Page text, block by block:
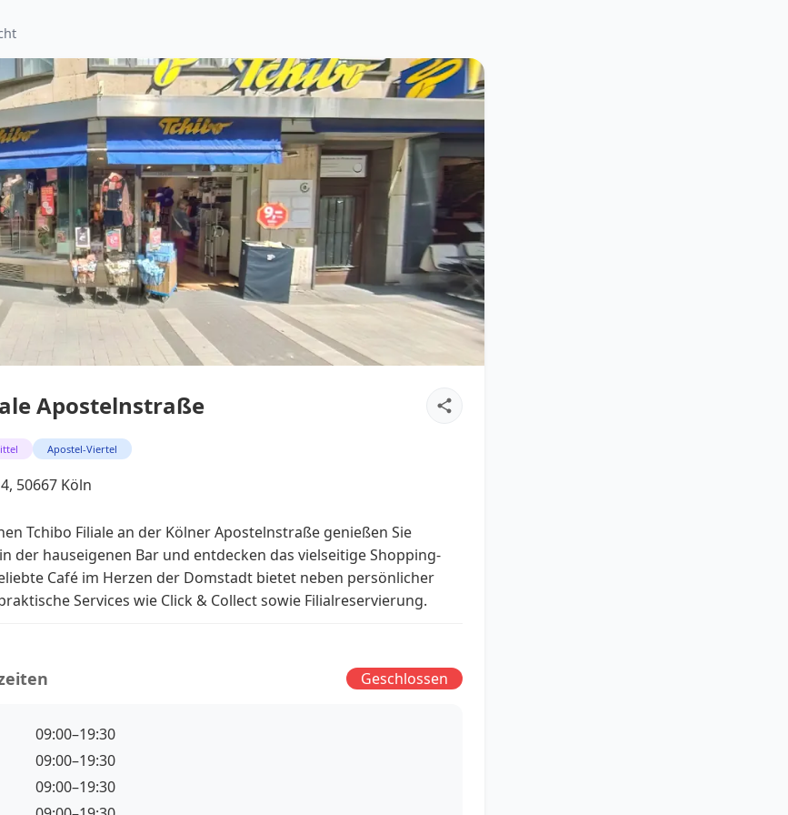
Apostelnstraße
Apostel-Viertel
50667 Köln
Tchibo Filiale an der Kölner Apostelnstraße genießen Sie
der hauseigenen Bar und entdecken das vielseitige Shopping-
Café im Herzen der Domstadt bietet neben persönlicher
Services wie Click & Collect sowie Filialreservierung.
Geschlossen
09:00–19:30
09:00–19:30
09:00–19:30